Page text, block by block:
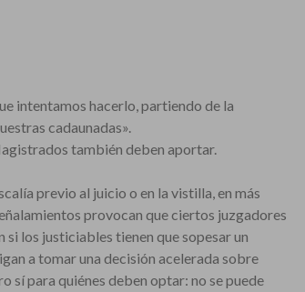
intentamos hacerlo, partiendo de la
cadaunadas».
también deben aportar.
previo al juicio o en la vistilla, en más
provocan que ciertos juzgadores
los justiciables tienen que sopesar un
a tomar una decisión acelerada sobre
sí para quiénes deben optar: no se puede